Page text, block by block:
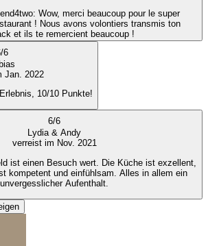
: Wow, merci beaucoup pour le super
! Nous avons volontiers transmis ton
et ils te remercient beaucoup !
/6
Jan. 2022
10/10 Punkte!
6/6
Lydia & Andy
verreist im Nov. 2021
ist einen Besuch wert. Die Küche ist exzellent,
kompetent und einfühlsam. Alles in allem ein
unvergesslicher Aufenthalt.